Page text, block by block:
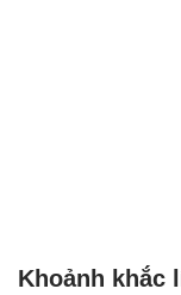
Khoảnh khắc